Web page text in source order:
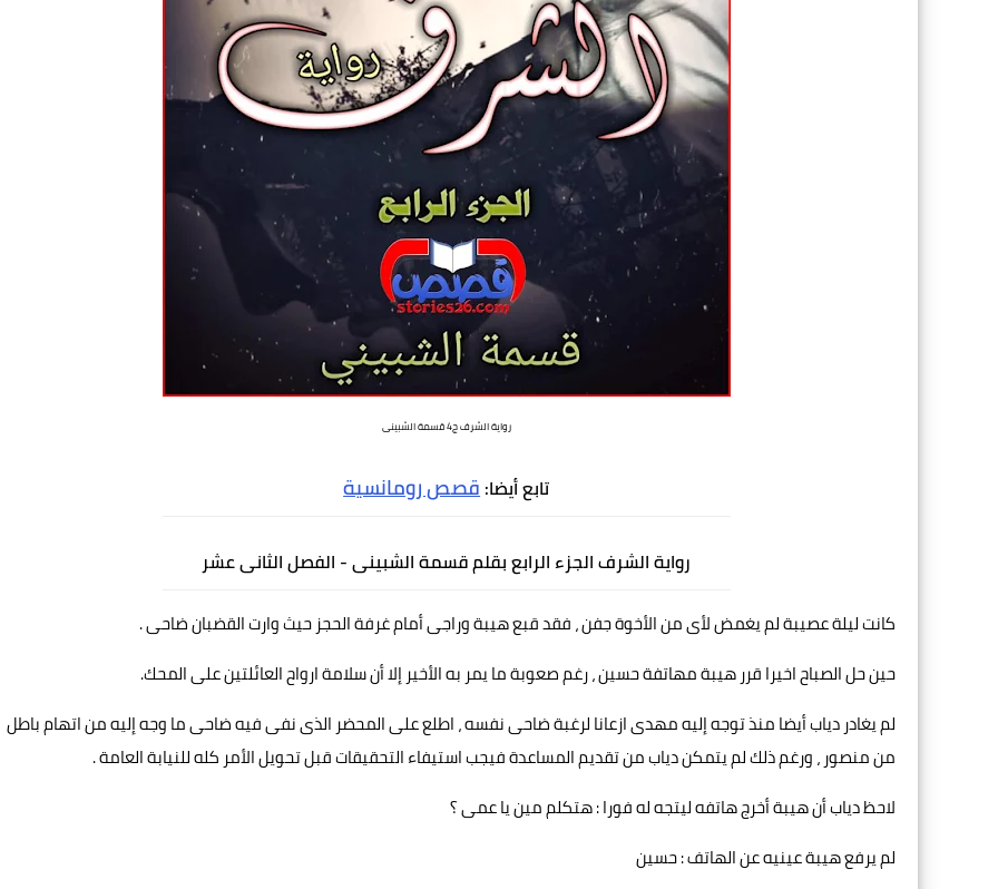
رواية الشرف ج4 قسمة الشبينى
تابع أيضا:قصص رومانسية
رواية الشرف الجزء الرابع بقلم قسمة الشبينى - الفصل الثانى عشر
كانت ليلة عصيبة لم يغمض لأى من الأخوة جفن ، فقد قبع هيبة وراجى أمام غرفة الحجز حيث وارت القضبان ضاحى .
حين حل الصباح اخيرا قرر هيبة مهاتفة حسين ، رغم صعوبة ما يمر به الأخير إلا أن سلامة ارواح العائلتين على المحك.
لم يغادر دياب أيضا منذ توجه إليه مهدى ازعانا لرغبة ضاحى نفسه ، اطلع على المحضر الذى نفى فيه ضاحى ما وجه إليه من اتهام باطل
من منصور ، ورغم ذلك لم يتمكن دياب من تقديم المساعدة فيجب استيفاء التحقيقات قبل تحويل الأمر كله للنيابة العامة .
لاحظ دياب أن هيبة أخرج هاتفه ليتجه له فورا : هتكلم مين يا عمى ؟
لم يرفع هيبة عينيه عن الهاتف : حسين